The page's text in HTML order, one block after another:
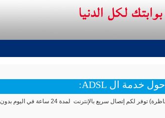
حول خدمة ال ADSL:
تقنية الـ ADSL (الخطوط الرقمية اللا متناظرة) توفر لكم إتصال سريع بالإنترنت لمدة 24 ساعة في اليوم بدون